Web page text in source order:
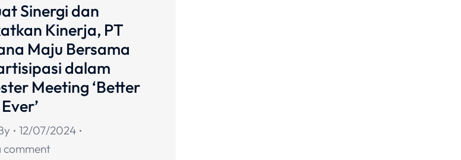
Sinergi dan
Kinerja, PT
Maju Bersama
dalam
Meeting ‘Better
12/07/2024
comment